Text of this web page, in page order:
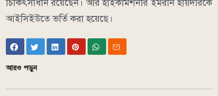
চিকিৎসাধীন রয়েছেন। আর হাইকমিশনার ইমরান হায়দারকে
আইসিইউতে ভর্তি করা হয়েছে।
আরও পড়ুন